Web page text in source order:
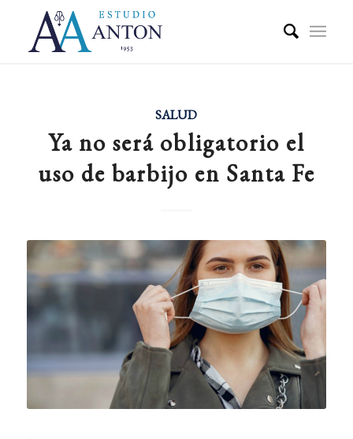
SALUD
Ya no será obligatorio el
uso de barbijo en Santa Fe